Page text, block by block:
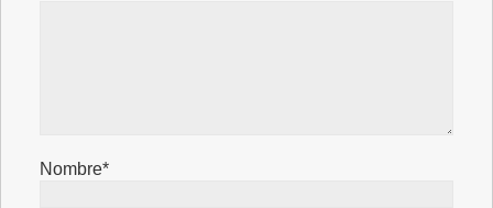
Nombre*